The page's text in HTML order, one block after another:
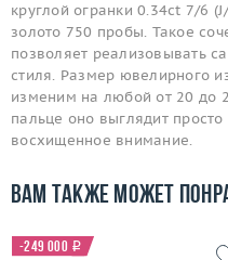
круглой огранки 0.34ct 7/6
золото 750 пробы. Такое
позволяет реализовывать
стиля. Размер ювелирного
изменим на любой от 20 до
пальце оно выглядит
восхищенное внимание.
Вам также может
-249 000 i